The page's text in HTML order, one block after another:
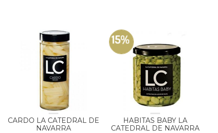
CARDO LA CATEDRAL DE
NAVARRA
15%
HABITAS BABY LA
CATEDRAL DE NAVARRA